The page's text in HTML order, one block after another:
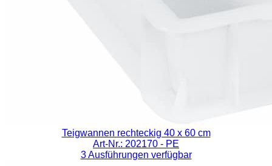
Teigwannen rechteckig 40 x 60 cm
Art-Nr.: 202170 - PE
3 Ausführungen verfügbar